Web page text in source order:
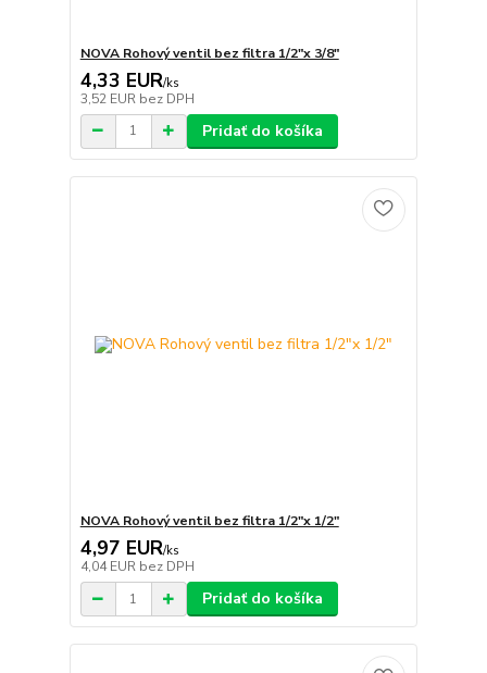
NOVA Rohový ventil bez filtra 1/2"x 3/8"
4,33 EUR/ks
3,52 EUR bez DPH
Pridať do košíka
NOVA Rohový ventil bez filtra 1/2"x 1/2"
4,97 EUR/ks
4,04 EUR bez DPH
Pridať do košíka